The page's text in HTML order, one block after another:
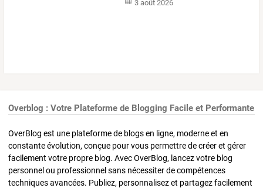
3 août 2026
Overblog : Votre Plateforme de Blogging Facile et Performante
OverBlog est une plateforme de blogs en ligne, moderne et en
constante évolution, conçue pour vous permettre de créer et gérer
facilement votre propre blog. Avec OverBlog, lancez votre blog
personnel ou professionnel sans nécessiter de compétences
techniques avancées. Publiez, personnalisez et partagez facilement